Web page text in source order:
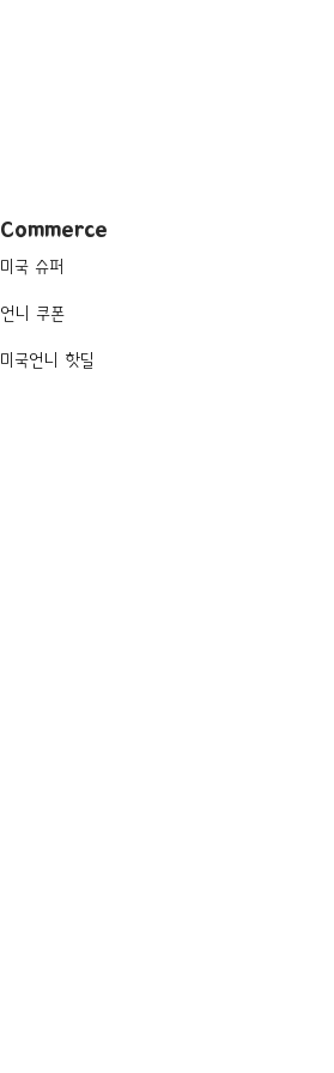
Commerce
미국 슈퍼
언니 쿠폰
미국언니 핫딜